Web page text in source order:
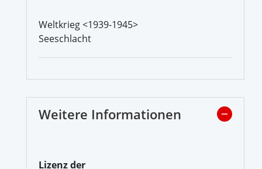
Weltkrieg <1939-1945>
Seeschlacht
Weitere Informationen
Lizenz der